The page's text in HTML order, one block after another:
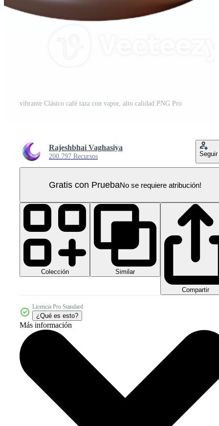
vibrante Clásico café taza con vapor, alto calidad PNG Pro
Rajeshbhai Vaghasiya
200.797 Recursos Seguir
Gratis con PruebaNo se requiere atribución!
Colección Similar
Compartir
Licencia Pro Standard
¿Qué es esto?
Más información